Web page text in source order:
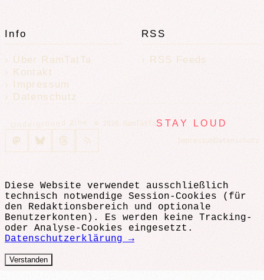
Info
Über RamTatTa
Kontakt
Impressum
Datenschutz
RSS
RSS Feeds
Underground Zine © 2026 RamTatTaSTAY LOUD
Impressum Datenschutz
Diese Website verwendet ausschließlich
technisch notwendige Session-Cookies (für
den Redaktionsbereich und optionale
Benutzerkonten). Es werden keine Tracking-
oder Analyse-Cookies eingesetzt.
Datenschutzerklärung →
Verstanden